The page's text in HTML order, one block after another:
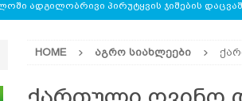
ადგილობრივი პირუტყვის ჯიშების
ძვირფასია, ვიდრე ათობით ახალი ნერგი —
AGROPLUS
HOME ᲐᲒᲠᲝ ᲡᲘᲐᲮᲚᲔᲔᲑᲘ